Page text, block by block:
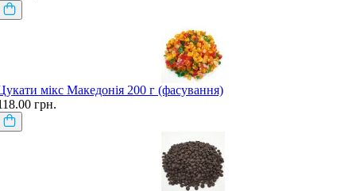
мікс Македонія 200 г (фасування)
грн.